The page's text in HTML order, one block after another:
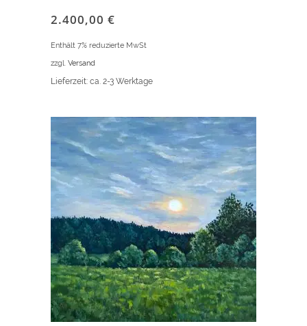
2.400,00 €
Enthält 7% reduzierte MwSt
zzgl. Versand
Lieferzeit: ca. 2-3 Werktage